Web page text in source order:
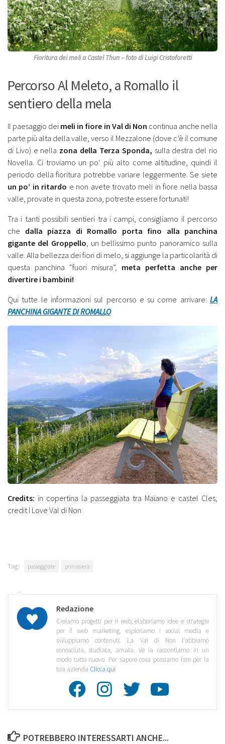
Fioritura dei meli a Castel Thun – foto di Luigi Cristoforetti
Percorso Al Meleto, a Romallo il
sentiero della mela
Il paesaggio dei meli in fiore in Val di Non continua anche nella
parte più alta della valle, verso il Mezzalone (dove c’è il comune
di Livo) e nella zona della Terza Sponda, sulla destra del rio
Novella. Ci troviamo un po’ più alto come altitudine, quindi il
periodo della fioritura potrebbe variare leggermente. Se siete
un po’ in ritardo e non avete trovato meli in fiore nella bassa
valle, provate in questa zona, potreste essere fortunati!
Tra i tanti possibili sentieri tra i campi, consigliamo il percorso
che dalla piazza di Romallo porta fino alla panchina
gigante del Groppello, un bellissimo punto panoramico sulla
valle. Alla bellezza dei fiori di melo, si aggiunge la particolarità di
questa panchina “fuori misura”, meta perfetta anche per
divertire i bambini!
Qui tutte le informazioni sul percorso e su come arrivare: LA
PANCHINA GIGANTE DI ROMALLO
Credits: in copertina la passeggiata tra Maiano e castel Cles,
credit I Love Val di Non
Tag: passeggiate primavera
Redazione
Creiamo progetti per il web, elaboriamo idee e strategie
per il web marketing, esploriamo i social media e
sviluppiamo contenuti. La Val di Non l'abbiamo
conosciuta, studiata, amata. Ve la raccontiamo in un
modo tutto nuovo. Per sapere cosa possiamo fare per la
tua azienda Clicca qui
Facebook
POTREBBERO INTERESSARTI ANCHE...